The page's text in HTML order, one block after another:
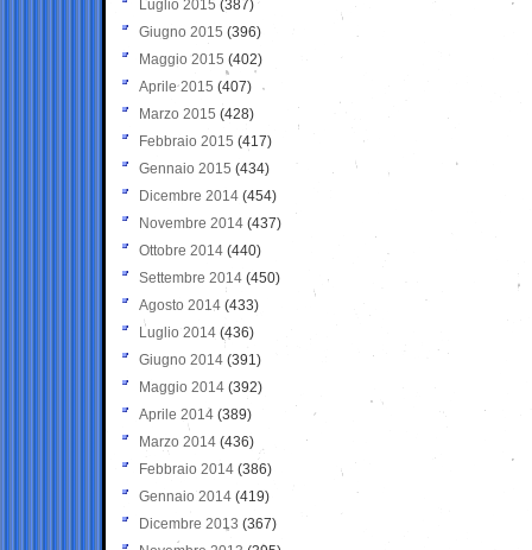
Luglio 2015 (387)
Giugno 2015 (396)
Maggio 2015 (402)
Aprile 2015 (407)
Marzo 2015 (428)
Febbraio 2015 (417)
Gennaio 2015 (434)
Dicembre 2014 (454)
Novembre 2014 (437)
Ottobre 2014 (440)
Settembre 2014 (450)
Agosto 2014 (433)
Luglio 2014 (436)
Giugno 2014 (391)
Maggio 2014 (392)
Aprile 2014 (389)
Marzo 2014 (436)
Febbraio 2014 (386)
Gennaio 2014 (419)
Dicembre 2013 (367)